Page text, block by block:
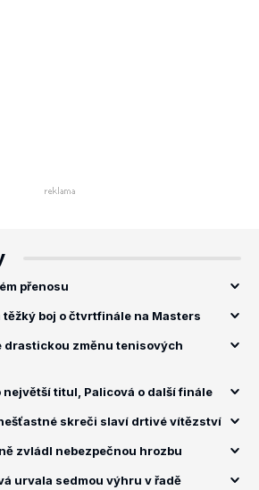
přenosu
těžký boj o čtvrtfinále na Masters
drastickou změnu tenisových
největší titul, Palicová o další finále
skreči slaví drtivé vítězství
zvládl nebezpečnou hrozbu
urvala sedmou výhru v řadě